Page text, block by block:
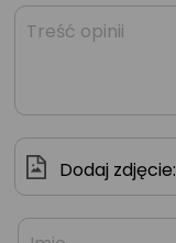
Dodaj zdjęcie: